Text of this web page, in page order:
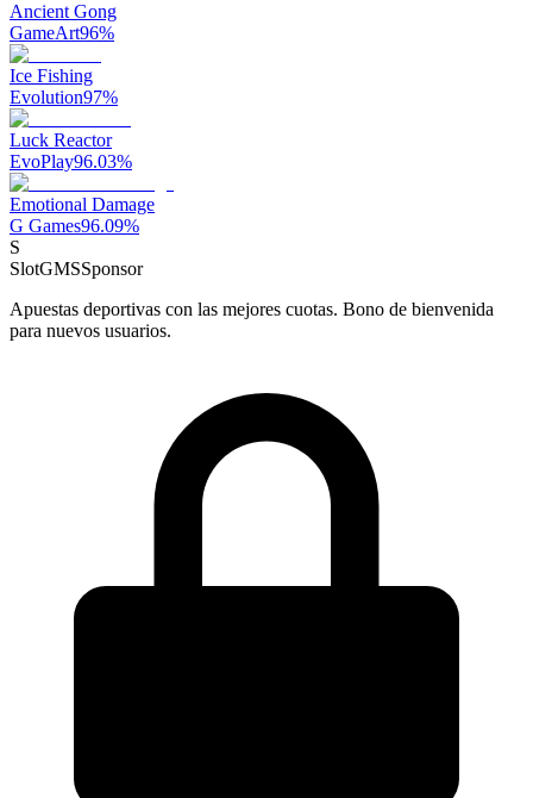
Ancient Gong
GameArt96%
Ice Fishing
Evolution97%
Luck Reactor
EvoPlay96.03%
Emotional Damage
G Games96.09%
S
SlotGMSSponsor
Apuestas deportivas con las mejores cuotas. Bono de bienvenida
para nuevos usuarios.